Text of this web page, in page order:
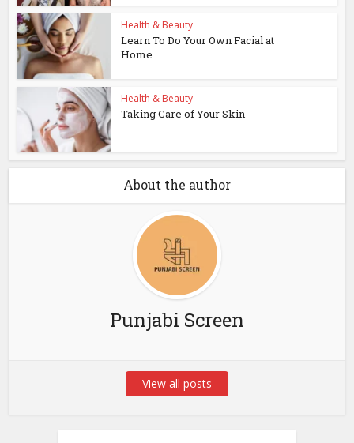
Health & Beauty
Learn To Do Your Own Facial at
Home
Health & Beauty
Taking Care of Your Skin
About the author
Punjabi Screen
View all posts